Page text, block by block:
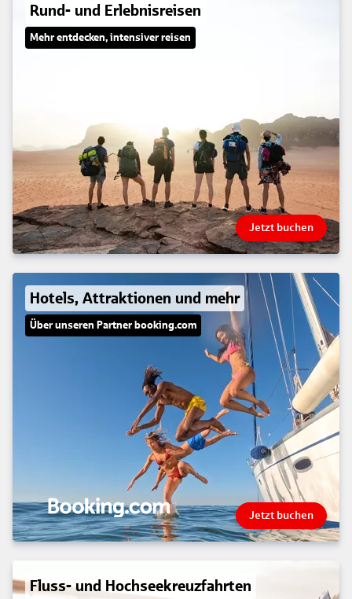
Rund- und Erlebnisreisen
Mehr entdecken, intensiver reisen
Jetzt buchen
Hotels, Attraktionen und mehr
Über unseren Partner booking.com
Jetzt buchen
Fluss- und Hochseekreuzfahrten